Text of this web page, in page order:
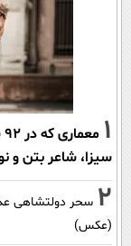
1
سیزا، شاعر بتن و
2 سحر دولتشاهی
(عکس)